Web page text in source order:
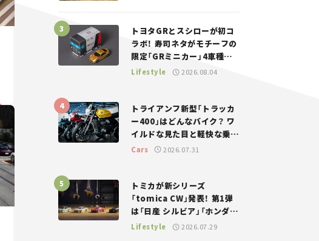
トヨタGRとスシローが初コ
ラボ！ 寿司ネタがモチーフの
限定「GRミニカー」4車種が
登場。入手方法は？【クルマ
Lifestyle 2026.08.04
トライアンフ新型「トラッカ
ー400」はどんなバイク？ ワ
イルドな見た目と軽快な乗り
味を両立した400ccフラット
Cars 2026.07.31
トミカが新シリーズ
「tomica CW」発表！ 第1弾
は「日産 シルビア」「ホンダ
NSX」が登場。世界が注目す
Lifestyle 2026.07.29